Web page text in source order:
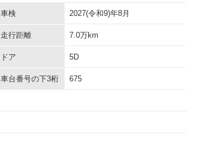
車検 2027(令和9)年8月
走行距離 7.0万km
ドア 5D
車台番号の下3桁 675